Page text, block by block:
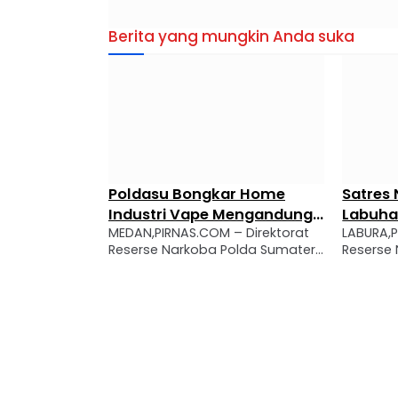
Berita yang mungkin Anda suka
Poldasu Bongkar Home
Industri Vape Mengandung
Etomidate, Diduga Dipasok
dari Kamboja
MEDAN,PIRNAS.COM – Direktorat
Reserse Narkoba Polda Sumatera
Satres
Sita